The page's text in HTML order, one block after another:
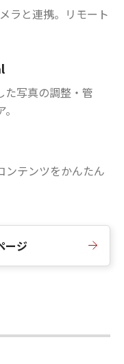
ラと連携。リモート
た写真の調整・管
ンテンツをかんたん
ージ